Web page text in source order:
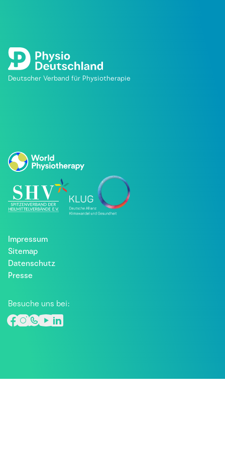
Deutscher Verband für Physiotherapie
Impressum
Sitemap
Datenschutz
Presse
Besuche uns bei: